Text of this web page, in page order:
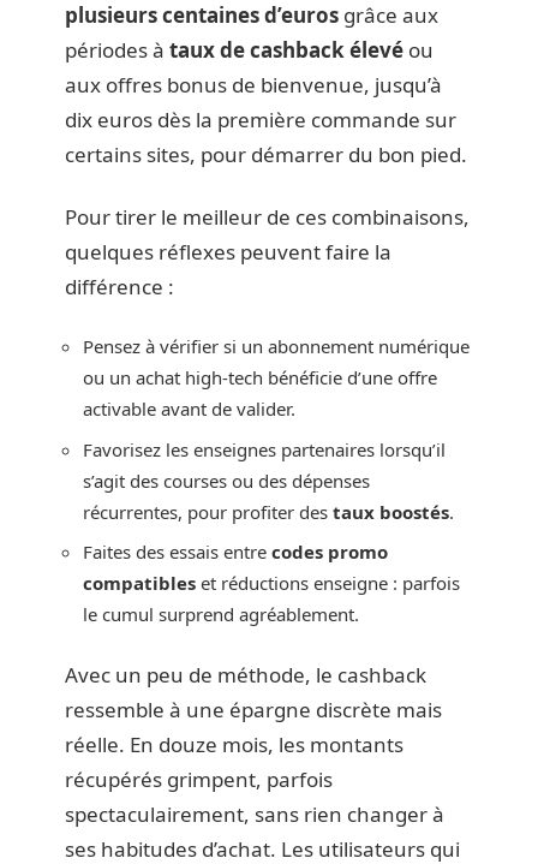
plusieurs centaines d’euros grâce aux
périodes à taux de cashback élevé ou
aux offres bonus de bienvenue, jusqu’à
dix euros dès la première commande sur
certains sites, pour démarrer du bon pied.
Pour tirer le meilleur de ces combinaisons,
quelques réflexes peuvent faire la
différence :
Pensez à vérifier si un abonnement numérique
ou un achat high-tech bénéficie d’une offre
activable avant de valider.
Favorisez les enseignes partenaires lorsqu’il
s’agit des courses ou des dépenses
récurrentes, pour profiter des taux boostés.
Faites des essais entre codes promo
compatibles et réductions enseigne : parfois
le cumul surprend agréablement.
Avec un peu de méthode, le cashback
ressemble à une épargne discrète mais
réelle. En douze mois, les montants
récupérés grimpent, parfois
spectaculairement, sans rien changer à
ses habitudes d’achat. Les utilisateurs qui